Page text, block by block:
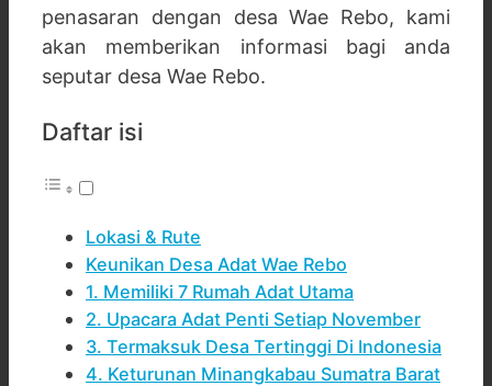
penasaran dengan desa Wae Rebo, kami
akan memberikan informasi bagi anda
seputar desa Wae Rebo.
Daftar isi
Lokasi & Rute
Keunikan Desa Adat Wae Rebo
1. Memiliki 7 Rumah Adat Utama
2. Upacara Adat Penti Setiap November
3. Termaksuk Desa Tertinggi Di Indonesia
4. Keturunan Minangkabau Sumatra Barat